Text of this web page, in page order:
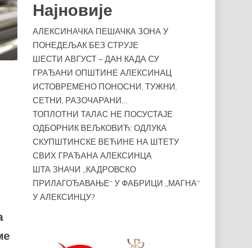
Најновије
АЛЕКСИНАЧКА ПЕШАЧКА ЗОНА У
ПОНЕДЕЉАК БЕЗ СТРУЈЕ
ШЕСТИ АВГУСТ – ДАН КАДА СУ
ГРАЂАНИ ОПШТИНЕ АЛЕКСИНАЦ
ИСТОВРЕМЕНО ПОНОСНИ, ТУЖНИ,
СЕТНИ, РАЗОЧАРАНИ…
ТОПЛОТНИ ТАЛАС НЕ ПОСУСТАЈЕ
ОДБОРНИК ВЕЉКОВИЋ: ОДЛУКА
СКУПШТИНСКЕ ВЕЋИНЕ НА ШТЕТУ
СВИХ ГРАЂАНА АЛЕКСИНЦА
ШТА ЗНАЧИ „КАДРОВСКО
ПРИЛАГОЂАВАЊЕ“ У ФАБРИЦИ „МАГНА“
У АЛЕКСИНЦУ?